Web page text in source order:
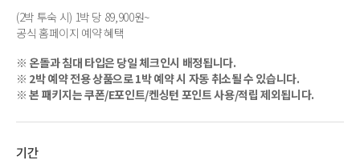
(2박 투숙 시) 1박 당 89,900원~
공식 홈페이지 예약 혜택
※ 온돌과 침대 타입은 당일 체크인시 배정됩니다.
※ 2박 예약 전용 상품으로 1박 예약 시 자동 취소될 수 있습니다.
※ 본 패키지는 쿠폰/E포인트/켄싱턴 포인트 사용/적립 제외됩니다.
기간